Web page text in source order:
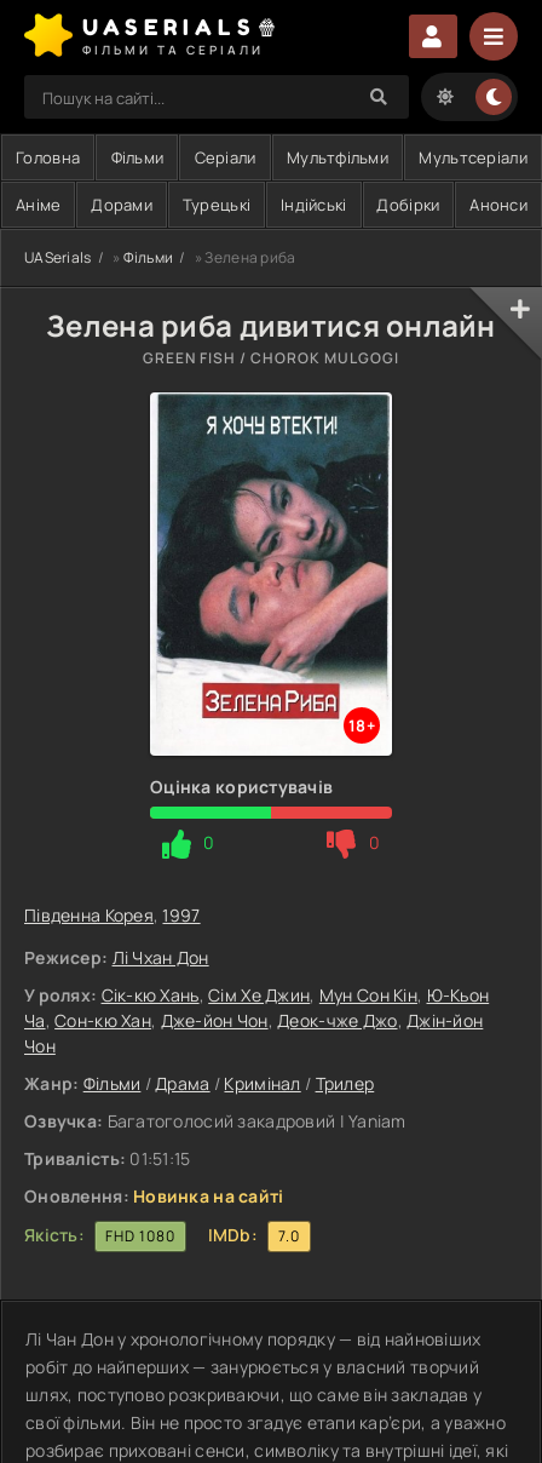
UASERIALS🍿
ФІЛЬМИ ТА СЕРІАЛИ
Головна Фільми Серіали Мультфільми Мультсеріали
Аніме Дорами Турецькі Індійські Добірки Анонси
UASerials » Фільми » Зелена риба
Зелена риба дивитися онлайн
GREEN FISH / CHOROK MULGOGI
18+
Оцінка користувачів
0 0
Південна Корея,1997
Режисер: Лі Чхан Дон
У ролях: Сік-кю Хань,Сім Хе Джин, Мун Сон Кін, Ю-Кьон
Ча,Сон-кю Хан, Дже-йон Чон,Деок-чже Джо,Джін-йон
Чон
Жанр: Фільми /Драма / Кримінал / Трилер
Озвучка: Багатоголосий закадровий | Yaniam
Тривалість: 01:51:15
Оновлення: Новинка на сайті
Якість:
FHD 1080 IMDb: 7.0
Лі Чан Дон у хронологічному порядку — від найновіших
робіт до найперших — занурюється у власний творчий
шлях, поступово розкриваючи, що саме він закладав у
свої фільми. Він не просто згадує етапи кар’єри, а уважно
розбирає приховані сенси, символіку та внутрішні ідеї, які